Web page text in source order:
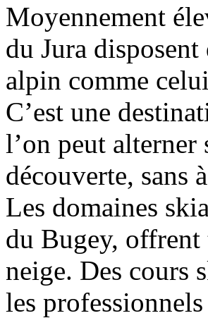
Moyennement
du Jura
alpin comme
C’est une
l’on peut
découverte, sans
Les domaines
du Bugey, offrent
neige. Des cours
les